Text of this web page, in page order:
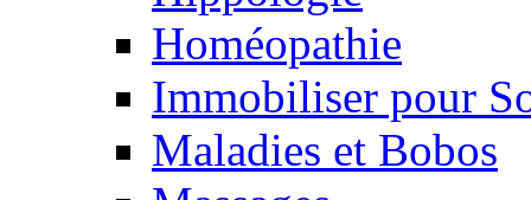
Homéopathie
Immobiliser pour
Maladies et Bobos